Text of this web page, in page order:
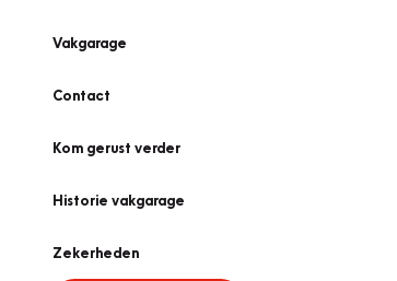
Vakgarage
Contact
Kom gerust verder
Historie vakgarage
Zekerheden